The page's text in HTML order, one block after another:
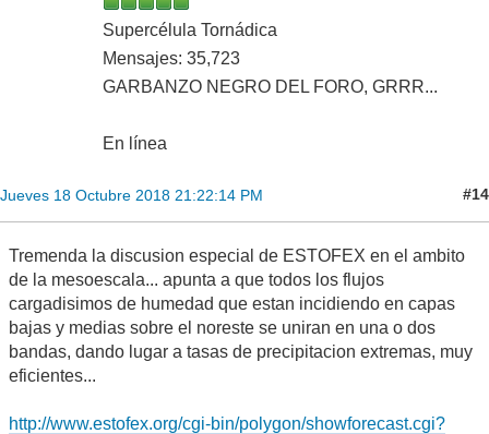
Supercélula Tornádica
Mensajes: 35,723
GARBANZO NEGRO DEL FORO, GRRR...
En línea
Jueves 18 Octubre 2018 21:22:14 PM #14
Tremenda la discusion especial de ESTOFEX en el ambito
de la mesoescala... apunta a que todos los flujos
cargadisimos de humedad que estan incidiendo en capas
bajas y medias sobre el noreste se uniran en una o dos
bandas, dando lugar a tasas de precipitacion extremas, muy
eficientes...
http://www.estofex.org/cgi-bin/polygon/showforecast.cgi?